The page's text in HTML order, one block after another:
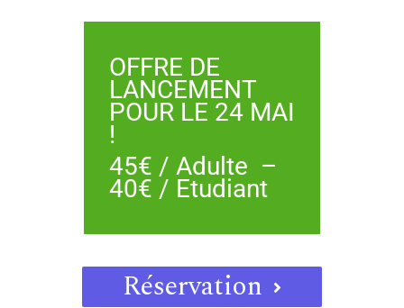
OFFRE DE
LANCEMENT
POUR LE 24 MAI
!
45€ / Adulte –
40€ / Etudiant
Réservation